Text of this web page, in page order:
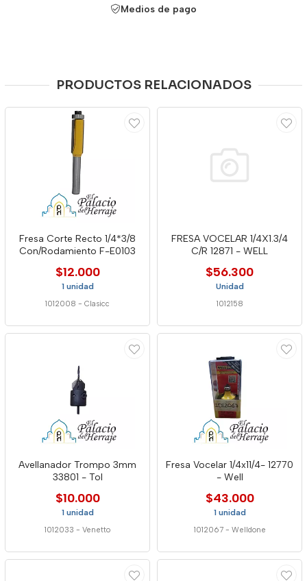
Medios de pago
PRODUCTOS RELACIONADOS
Fresa Corte Recto 1/4*3/8
Con/Rodamiento F-E0103
$12.000
1 unidad
1012008 - Clasicc
FRESA VOCELAR 1/4X1.3/4
C/R 12871 - WELL
$56.300
Unidad
1012158
Avellanador Trompo 3mm
33801 - Tol
$10.000
1 unidad
1012033 - Venetto
Fresa Vocelar 1/4x11/4- 12770
- Well
$43.000
1 unidad
1012067 - Welldone